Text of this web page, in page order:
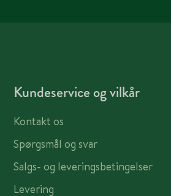
Kundeservice og vilkår
Kontakt os
Spørgsmål og svar
Salgs- og leveringsbetingelser
Levering